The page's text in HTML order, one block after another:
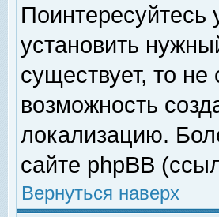
Поинтересуйтесь
установить
существует, то
возможность
локализацию.
сайте phpBB
Вернуться наверх